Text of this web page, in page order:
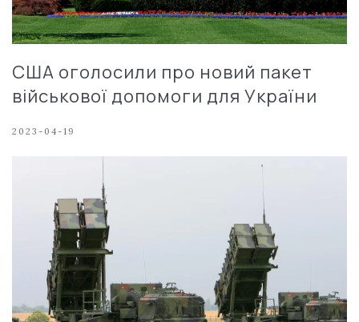
США оголосили про новий пакет
військової допомоги для України
2023-04-19